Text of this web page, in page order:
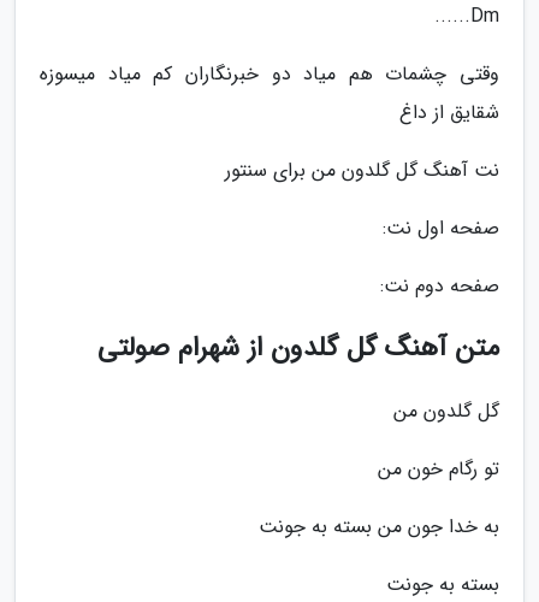
......Dm
وقتی چشمات هم میاد دو خبرنگاران کم میاد میسوزه
شقایق از داغ
نت آهنگ گل گلدون من برای سنتور
صفحه اول نت:
صفحه دوم نت:
متن آهنگ گل گلدون از شهرام صولتی
گل گلدون من
تو رگام خون من
به خدا جون من بسته به جونت
بسته به جونت